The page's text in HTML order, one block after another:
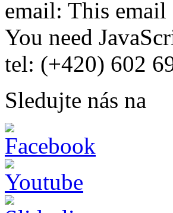
email: This email
You need
tel: (+420) 602
Sledujte nás na